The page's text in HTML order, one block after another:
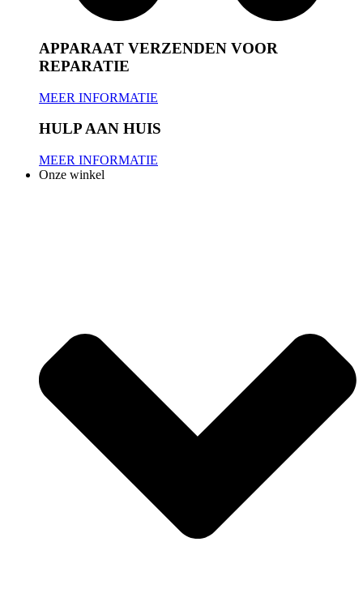
APPARAAT VERZENDEN VOOR
REPARATIE
MEER INFORMATIE
HULP AAN HUIS
MEER INFORMATIE
Onze winkel